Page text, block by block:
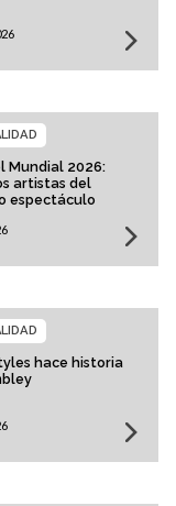
Mundial 2026:
artistas del
espectáculo
hace historia